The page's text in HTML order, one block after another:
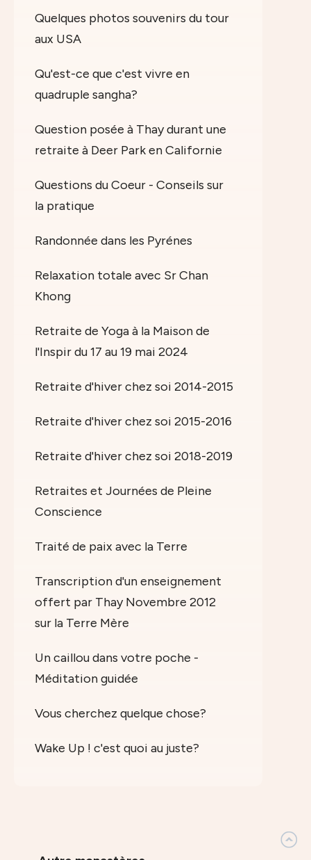
Quelques photos souvenirs du tour
aux USA
Qu'est-ce que c'est vivre en
quadruple sangha?
Question posée à Thay durant une
retraite à Deer Park en Californie
Questions du Coeur - Conseils sur
la pratique
Randonnée dans les Pyrénes
Relaxation totale avec Sr Chan
Khong
Retraite de Yoga à la Maison de
l'Inspir du 17 au 19 mai 2024
Retraite d'hiver chez soi 2014-2015
Retraite d'hiver chez soi 2015-2016
Retraite d'hiver chez soi 2018-2019
Retraites et Journées de Pleine
Conscience
Traité de paix avec la Terre
Transcription d'un enseignement
offert par Thay Novembre 2012
sur la Terre Mère
Un caillou dans votre poche -
Méditation guidée
Vous cherchez quelque chose?
Wake Up ! c'est quoi au juste?